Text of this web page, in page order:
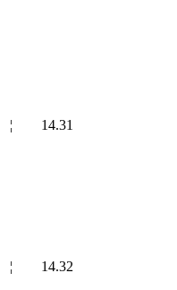
¦ 14.31
¦ 14.32